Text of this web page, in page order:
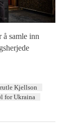
samle inn
Kjellson
for Ukraina